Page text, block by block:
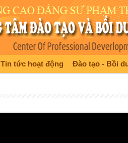
Tin tức hoạt động Đào tạo - Bồi